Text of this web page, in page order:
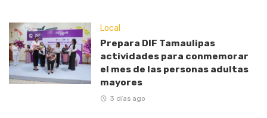
Local
Prepara DIF Tamaulipas
actividades para conmemorar
el mes de las personas adultas
mayores
3 días ago